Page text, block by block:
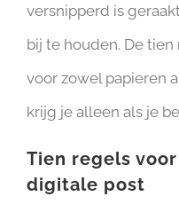
versnipperd is
bij te houden. De
voor zowel papieren
krijg je alleen als je
Tien regels
digitale post